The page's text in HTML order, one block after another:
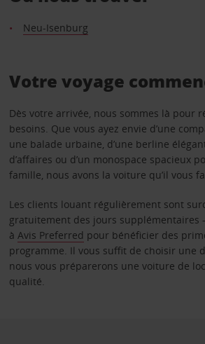
Neu-Isenburg
Votre voyage
Dès votre arrivée, nous sommes là pour
besoins. Que vous ayez envie d’une
une balade urbaine, d’une berline
d’affaires ou d’un monospace spacieux
famille, nous avons la voiture qu’il vous
Les clients louant régulièrement sont
gratuitement des jours supplémentaires
à Avis Preferred pour bénéficier des
programme. Il vous suffit de choisir une
nous vous préparerons une voiture de
qualité.